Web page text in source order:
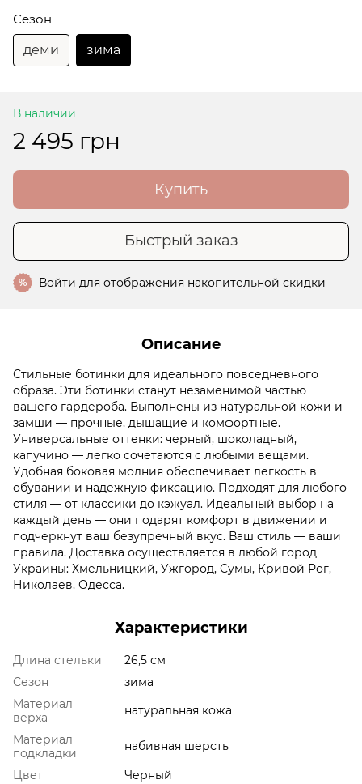
Сезон
деми
зима
В наличии
2 495 грн
Купить
Быстрый заказ
% Войти для отображения накопительной скидки
Описание
Стильные ботинки для идеального повседневного
образа. Эти ботинки станут незаменимой частью
вашего гардероба. Выполнены из натуральной кожи и
замши — прочные, дышащие и комфортные.
Универсальные оттенки: черный, шоколадный,
капучино — легко сочетаются с любыми вещами.
Удобная боковая молния обеспечивает легкость в
обувании и надежную фиксацию. Подходят для любого
стиля — от классики до кэжуал. Идеальный выбор на
каждый день — они подарят комфорт в движении и
подчеркнут ваш безупречный вкус. Ваш стиль — ваши
правила. Доставка осуществляется в любой город
Украины: Хмельницкий, Ужгород, Сумы, Кривой Рог,
Николаев, Одесса.
Характеристики
Длина стельки
26,5 см
Сезон
зима
Материал
верха
натуральная кожа
Материал
подкладки
набивная шерсть
Цвет
Черный